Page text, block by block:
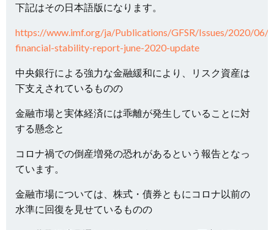
下記はその日本語版になります。
https://www.imf.org/ja/Publications/GFSR/Issues/2020/06/
financial-stability-report-june-2020-update
中央銀行による強力な金融緩和により、リスク資産は
下支えされているものの
金融市場と実体経済には乖離が発生していることに対
する懸念と
コロナ禍での倒産増発の恐れがあるという報告となっ
ています。
金融市場については、株式・債券ともにコロナ以前の
水準に回復を見せているものの